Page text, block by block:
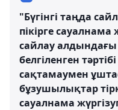
"Бүгінгі таңда
пікірге сауалнама
сайлау алдындағы
белгіленген
сақтамаумен
бұзушылықтар
сауалнама